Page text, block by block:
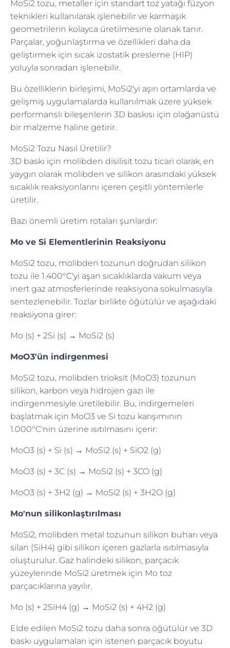
MoSi2 tozu, metaller için standart toz yatağı füzyon
teknikleri kullanılarak işlenebilir ve karmaşık
geometrilerin kolayca üretilmesine olanak tanır.
Parçalar, yoğunlaştırma ve özellikleri daha da
geliştirmek için sıcak izostatik presleme (HIP)
yoluyla sonradan işlenebilir.
Bu özelliklerin birleşimi, MoSi2'yi aşırı ortamlarda ve
gelişmiş uygulamalarda kullanılmak üzere yüksek
performanslı bileşenlerin 3D baskısı için olağanüstü
bir malzeme haline getirir.
MoSi2 Tozu Nasıl Üretilir?
3D baskı için molibden disilisit tozu ticari olarak, en
yaygın olarak molibden ve silikon arasındaki yüksek
sıcaklık reaksiyonlarını içeren çeşitli yöntemlerle
üretilir.
Bazı önemli üretim rotaları şunlardır:
Mo ve Si Elementlerinin Reaksiyonu
MoSi2 tozu, molibden tozunun doğrudan silikon
tozu ile 1.400°C'yi aşan sıcaklıklarda vakum veya
inert gaz atmosferlerinde reaksiyona sokulmasıyla
sentezlenebilir. Tozlar birlikte öğütülür ve aşağıdaki
reaksiyona girer:
Mo (s) + 2Si (s) → MoSi2 (s)
MoO3'ün indirgenmesi
MoSi2 tozu, molibden trioksit (MoO3) tozunun
silikon, karbon veya hidrojen gazı ile
indirgenmesiyle üretilebilir. Bu, indirgemeleri
başlatmak için MoO3 ve Si tozu karışımının
1.000°C'nin üzerine ısıtılmasını içerir:
MoO3 (s) + Si (s) → MoSi2 (s) + SiO2 (g)
MoO3 (s) + 3C (s) → MoSi2 (s) + 3CO (g)
MoO3 (s) + 3H2 (g) → MoSi2 (s) + 3H2O (g)
Mo'nun silikonlaştırılması
MoSi2, molibden metal tozunun silikon buharı veya
silan (SiH4) gibi silikon içeren gazlarla ısıtılmasıyla
oluşturulur. Gaz halindeki silikon, parçacık
yüzeylerinde MoSi2 üretmek için Mo toz
parçacıklarına yayılır.
Mo (s) + 2SiH4 (g) → MoSi2 (s) + 4H2 (g)
Elde edilen MoSi2 tozu daha sonra öğütülür ve 3D
baskı uygulamaları için istenen parçacık boyutu